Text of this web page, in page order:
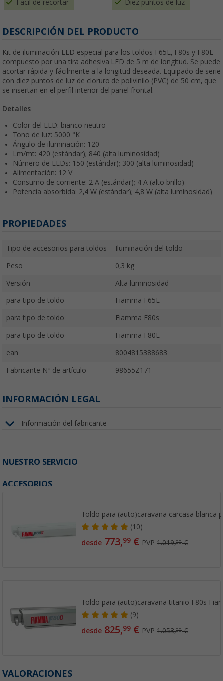
Fácil de recortar Diez puntos de luz
DESCRIPCIÓN DEL PRODUCTO
Kit de iluminación LED especial para los toldos F65L, F80s y F80L
compuesto por una tira adhesiva LED de 5 m de longitud. Se puede
acortar rápida y fácilmente a la longitud deseada. Equipado de serie
con diez puntos de luz de cloruro de polivinilo (PVC) de 50 cm, que
se insertan en el perfil interior del panel frontal.
Detalles
Color del LED: bianco neutro
Tono de luz: 5000 °K
Ángulo de iluminación: 120
Lm/mt: 420 (estándar); 840 (alta luminosidad)
Número de LEDs: 150 (estándar); 300 (alta luminosidad)
Alimentación: 12 V
Consumo de corriente: 2 A (estándar); 4 A (alto brillo)
Potencia absorbida: 2,4 W (estándar); 4,8 W (alta luminosidad)
PROPIEDADES
Tipo de accesorios para toldos Iluminación del toldo
Peso 0,3 kg
Versión Alta luminosidad
para tipo de toldo Fiamma F65L
para tipo de toldo Fiamma F80s
para tipo de toldo Fiamma F80L
ean 8004815388683
Fabricante Nº de artículo 98655Z171
INFORMACIÓN LEGAL
Información del fabricante
NUESTRO SERVICIO
ACCESORIOS
Toldo para (auto)caravana carcasa blanca
(10)
desde 773,99 € PVP1.019,00€
Toldo para (auto)caravana titanio F80s
(9)
desde 825,99 € PVP1.053,00€
VALORACIONES